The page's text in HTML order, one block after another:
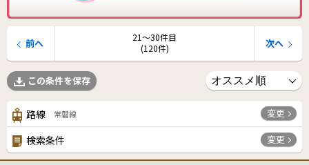
21〜30件目
(120件)
前へ 次へ
この条件を保存
路線 常磐線 変更
検索条件 変更